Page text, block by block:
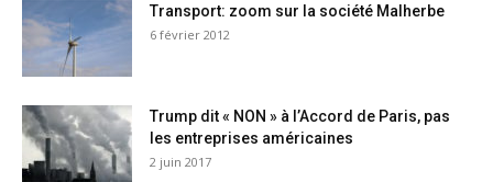
Transport: zoom sur la société Malherbe
6 février 2012
Trump dit « NON » à l’Accord de Paris, pas
les entreprises américaines
2 juin 2017